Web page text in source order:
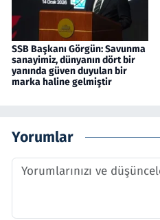
SSB Başkanı Görgün: Savunma
sanayimiz, dünyanın dört bir
yanında güven duyulan bir
marka haline gelmiştir
Yorumlar